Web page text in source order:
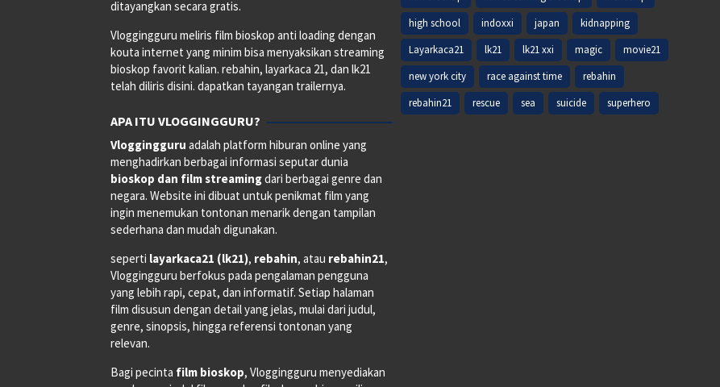
ditayangkan secara gratis.
Vloggingguru meliris film bioskop anti loading dengan
kouta internet yang minim bisa menyaksikan streaming
bioskop favorit kalian. rebahin, layarkaca 21, dan lk21
telah diliris disini. dapatkan tayangan trailernya.
APA ITU VLOGGINGGURU?
Vloggingguru adalah platform hiburan online yang
menghadirkan berbagai informasi seputar dunia
bioskop dan film streamingdari berbagai genre dan
negara. Website ini dibuat untuk penikmat film yang
ingin menemukan tontonan menarik dengan tampilan
sederhana dan mudah digunakan.
seperti layarkaca21 (lk21), rebahin, atau rebahin21,
Vloggingguru berfokus pada pengalaman pengguna
yang lebih rapi, cepat, dan informatif. Setiap halaman
film disusun dengan detail yang jelas, mulai dari judul,
genre, sinopsis, hingga referensi tontonan yang
relevan.
Bagi pecinta film bioskop, Vloggingguru menyediakan
high school
indoxxi japan
kidnapping
Layarkaca21
lk21 lk21 xxi magic
movie21
new york city
race against time
rebahin
rebahin21
rescue sea suicide superhero